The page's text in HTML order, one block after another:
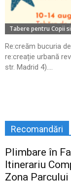
Tabere pentru Copii
Re:creăm bucuria
re:creație urbană
str. Madrid 4)....
Recomandări
Plimbare în
Itinerariu
Zona